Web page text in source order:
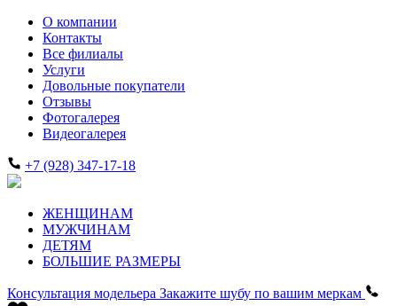
О компании
Контакты
Все филиалы
Услуги
Довольные покупатели
Отзывы
Фотогалерея
Видеогалерея
+7 (928) 347-17-18
ЖЕНЩИНАМ
МУЖЧИНАМ
ДЕТЯМ
БОЛЬШИЕ РАЗМЕРЫ
Консультация модельера Закажите шубу по вашим меркам